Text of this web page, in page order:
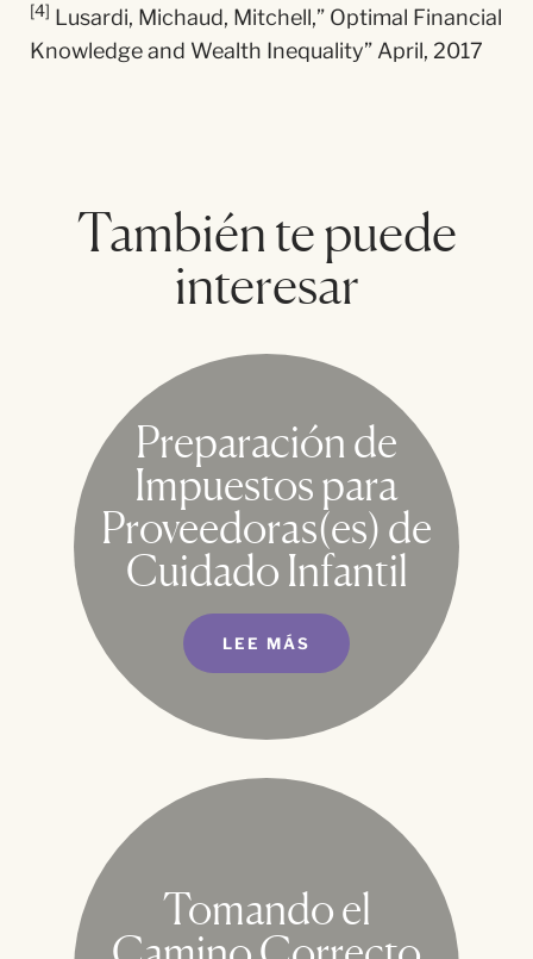
[4] Lusardi, Michaud, Mitchell,” Optimal Financial
Knowledge and Wealth Inequality” April, 2017
También te puede
interesar
Preparación de
Impuestos para
Proveedoras(es) de
Cuidado Infantil
LEE MÁS
Tomando el